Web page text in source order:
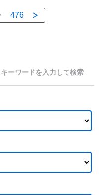
476
キーワードを入力して検索